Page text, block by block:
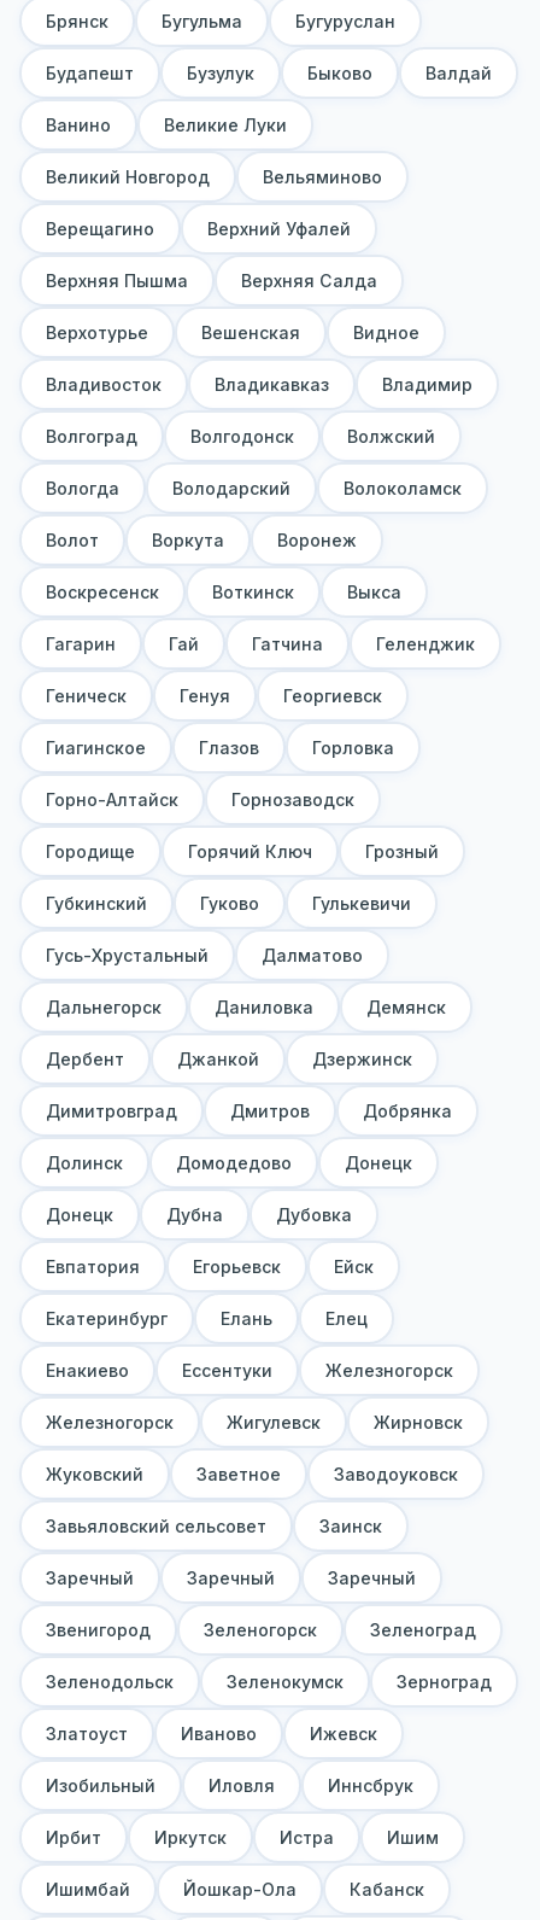
Брянск Бугульма Бугуруслан
Будапешт Бузулук Быково Валдай
Ванино Великие Луки
Великий Новгород Вельяминово
Верещагино Верхний Уфалей
Верхняя Пышма Верхняя Салда
Верхотурье Вешенская Видное
Владивосток Владикавказ Владимир
Волгоград Волгодонск Волжский
Вологда Володарский Волоколамск
Волот Воркута Воронеж
Воскресенск Воткинск Выкса
Гагарин Гай Гатчина Геленджик
Геническ Генуя Георгиевск
Гиагинское Глазов Горловка
Горно-Алтайск Горнозаводск
Городище Горячий Ключ Грозный
Губкинский Гуково Гулькевичи
Гусь-Хрустальный Далматово
Дальнегорск Даниловка Демянск
Дербент Джанкой Дзержинск
Димитровград Дмитров Добрянка
Долинск Домодедово Донецк
Донецк Дубна Дубовка
Евпатория Егорьевск Ейск
Екатеринбург Елань Елец
Енакиево Ессентуки Железногорск
Железногорск Жигулевск Жирновск
Жуковский Заветное Заводоуковск
Завьяловский сельсовет Заинск
Заречный Заречный Заречный
Звенигород Зеленогорск Зеленоград
Зеленодольск Зеленокумск Зерноград
Златоуст Иваново Ижевск
Изобильный Иловля Иннсбрук
Ирбит Иркутск Истра Ишим
Ишимбай Йошкар-Ола Кабанск